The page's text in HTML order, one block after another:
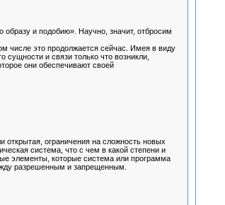
образу и подобию». Научно, значит, отбросим
числе это продолжается сейчас. Имея в виду
и связи только что возникли,
они обеспечивают своей
ограничения на сложность новых
система, что с чем в какой степени и
элементы, которые система или программа
разрешенным и запрещенным.